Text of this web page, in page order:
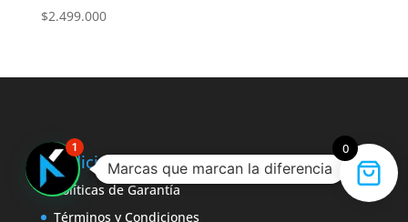
$2.499.000
Condiciones
Políticas de Garantía
Términos y Condiciones
0
Marcas que marcan la diferencia
1